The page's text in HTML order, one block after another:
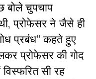
बोले चुपचाप
प्रोफेसर ने जैसे ही
प्रबंध’’ कहते हुए
प्रोफेसर की गोद
सी रह